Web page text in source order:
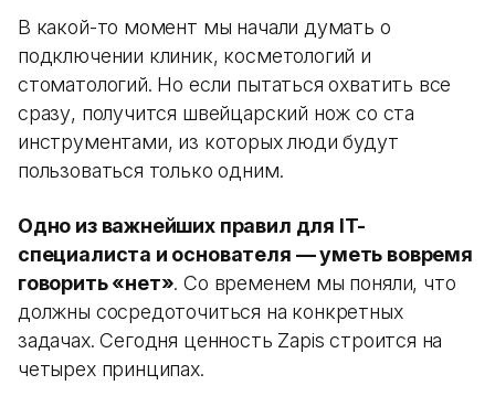
В какой-то момент мы начали думать о
подключении клиник, косметологий и
стоматологий. Но если пытаться охватить все
сразу, получится швейцарский нож со ста
инструментами, из которых люди будут
пользоваться только одним.
Одно из важнейших правил для IT-
специалиста и основателя — уметь вовремя
говорить «нет». Со временем мы поняли, что
должны сосредоточиться на конкретных
задачах. Сегодня ценность Zapis строится на
четырех принципах.